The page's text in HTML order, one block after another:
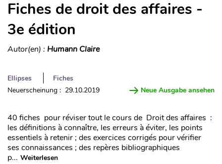
Fiches de droit des affaires -
3e édition
Autor(en) : Humann Claire
Ellipses
Fiches
Neuerscheinung : 29.10.2019
Neue Ausgabe ansehen
40 fiches pour réviser tout le cours de Droit des affaires :
les définitions à connaître, les erreurs à éviter, les points
essentiels à retenir ; des exercices corrigés pour vérifier
ses connaissances ; des repères bibliographiques
p... Weiterlesen